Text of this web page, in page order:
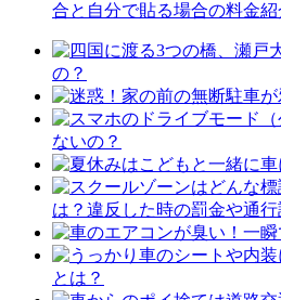
合と自分で貼る場合の料金紹
の？
ないの？
は？違反した時の罰金や通
とは？